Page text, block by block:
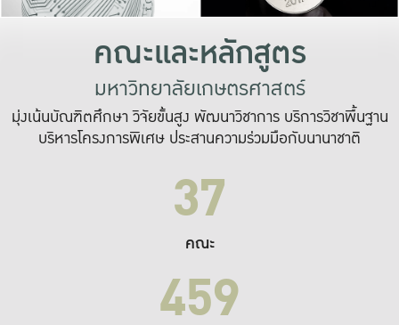
คณะและหลักสูตร
มหาวิทยาลัยเกษตรศาสตร์
มุ่งเน้นบัณฑิตศึกษา วิจัยขั้นสูง พัฒนาวิชาการ บริการวิชาพื้นฐาน
บริหารโครงการพิเศษ ประสานความร่วมมือกับนานาชาติ
37
คณะ
459